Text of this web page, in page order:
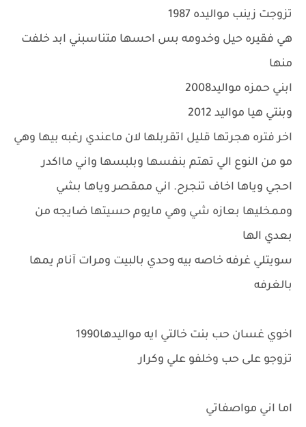
تزوجت زينب مواليده 1987
هي فقيره حيل وخدومه بس احسها متناسبني ابد خلفت
منها
ابني حمزه مواليد2008
وبنتي هيا مواليد 2012
اخر فتره هجرتها قليل اتقربلها لان ماعندي رغبه بيها وهي
مو من النوع الي تهتم بنفسها وبلبسها واني مااكدر
احجي وياها اخاف تنجرح. اني ممقصر وياها بشي
وممخليها بعازه شي وهي مايوم حسيتها ضايجه من
بعدي الها
سويتلي غرفه خاصه بيه وحدي بالبيت ومرات آنام يمها
بالغرفه
اخوي غسان حب بنت خالتي ايه مواليدها1990
تزوجو على حب وخلفو علي وكرار
اما اني مواصفاتي